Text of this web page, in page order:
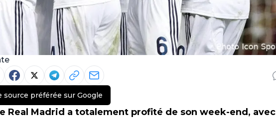
source préférée sur Google
Real Madrid a totalement profité de son week-end, avec